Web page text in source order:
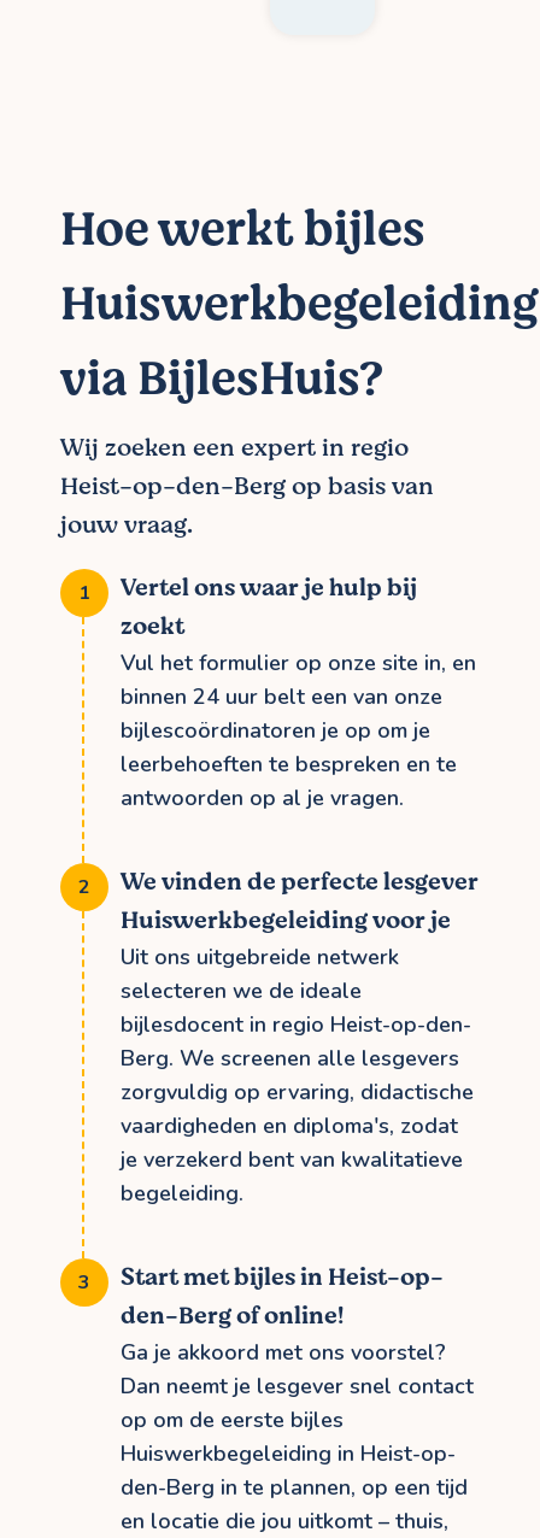
Hoe werkt bijles
Huiswerkbegeleiding
via BijlesHuis?
Wij zoeken een expert in regio
Heist-op-den-Berg op basis van
jouw vraag.
Vertel ons waar je hulp bij
zoekt
Vul het formulier op onze site in, en
binnen 24 uur belt een van onze
bijlescoördinatoren je op om je
leerbehoeften te bespreken en te
antwoorden op al je vragen.
We vinden de perfecte lesgever
Huiswerkbegeleiding voor je
Uit ons uitgebreide netwerk
selecteren we de ideale
bijlesdocent in regio Heist-op-den-
Berg. We screenen alle lesgevers
zorgvuldig op ervaring, didactische
vaardigheden en diploma's, zodat
je verzekerd bent van kwalitatieve
begeleiding.
Start met bijles in Heist-op-
den-Berg of online!
Ga je akkoord met ons voorstel?
Dan neemt je lesgever snel contact
op om de eerste bijles
Huiswerkbegeleiding in Heist-op-
den-Berg in te plannen, op een tijd
en locatie die jou uitkomt – thuis,